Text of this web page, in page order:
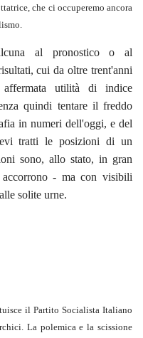
che ci occuperemo ancora
al pronostico o al
cui da oltre trent'anni
affermata utilità di indice
quindi tentare il freddo
in numeri dell'oggi, e del
tratti le posizioni di un
sono, allo stato, in gran
- ma con visibili
solite urne.
il Partito Socialista Italiano
La polemica e la scissione